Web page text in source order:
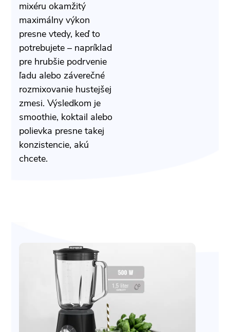
mixéru okamžitý
maximálny výkon
presne vtedy, keď to
potrebujete – napríklad
pre hrubšie podrvenie
ľadu alebo záverečné
rozmixovanie hustejšej
zmesi. Výsledkom je
smoothie, koktail alebo
polievka presne takej
konzistencie, akú
chcete.